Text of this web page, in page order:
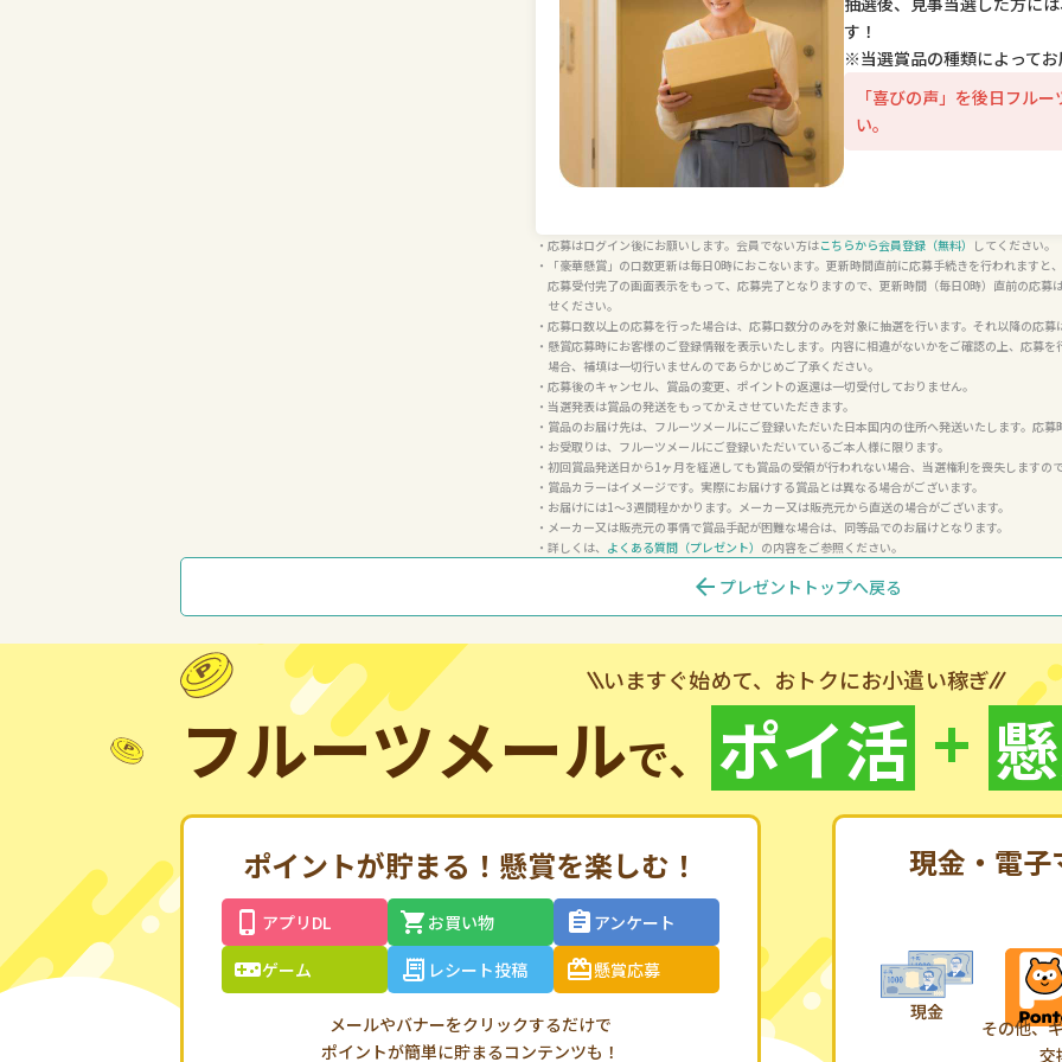
す！
※当選賞品の種類によって
「喜びの声」を後日フル
い。
応募はログイン後にお願いします。会員でない方はこちらから会員登録（無料） してください。
「豪華懸賞」の口数更新は毎日0時におこないます。更新時間直前に応募手続きを行われます
応募受付完了の画面表示をもって、応募完了となりますので、更新時間（毎日0時）直前の応
せください。
応募口数以上の応募を行った場合は、応募口数分のみを対象に抽選を行います。それ以降の応
懸賞応募時にお客様のご登録情報を表示いたします。内容に相違がないかをご確認の上、応募
場合、補填は一切行いませんのであらかじめご了承ください。
応募後のキャンセル、賞品の変更、ポイントの返還は一切受付しておりません。
当選発表は賞品の発送をもってかえさせていただきます。
賞品のお届け先は、フルーツメールにご登録いただいた日本国内の住所へ発送いたします。応
お受取りは、フルーツメールにご登録いただいているご本人様に限ります。
初回賞品発送日から1ヶ月を経過しても賞品の受領が行われない場合、当選権利を喪失しますの
賞品カラーはイメージです。実際にお届けする賞品とは異なる場合がございます。
お届けには1～3週間程かかります。メーカー又は販売元から直送の場合がございます。
メーカー又は販売元の事情で賞品手配が困難な場合は、同等品でのお届けとなります。
詳しくは、 よくある質問（プレゼント） の内容をご参照ください。
arrow_back プレゼントトップへ戻る
いますぐ始めて、おトクにお小遣い稼ぎ
フルーツメールで、 ポイ活 +
ポイントが貯まる！ 懸賞を楽しむ！
アプリDL お買い物
アンケート
ゲーム
レシート投稿 懸賞応募
メールやバナーをクリックするだけで
ポイントが簡単に貯まるコンテンツも！
現金・電子
その他、
交